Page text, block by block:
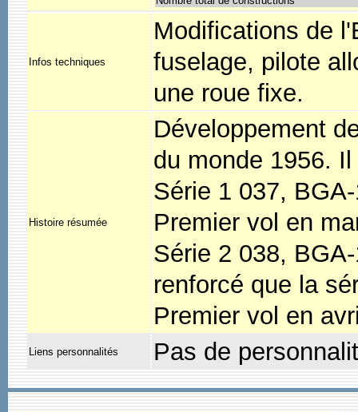
Infos techniques
Modifications de
fuselage, pilote
une roue fixe.
Histoire résumée
Développement
du monde 1956.
Série 1 037,
Premier vol en
Série 2 038,
renforcé que la
Premier vol en
Liens personnalités Pas de